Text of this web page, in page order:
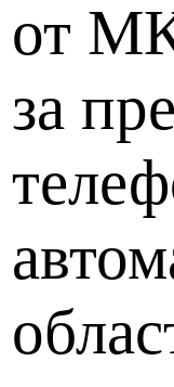
от
за